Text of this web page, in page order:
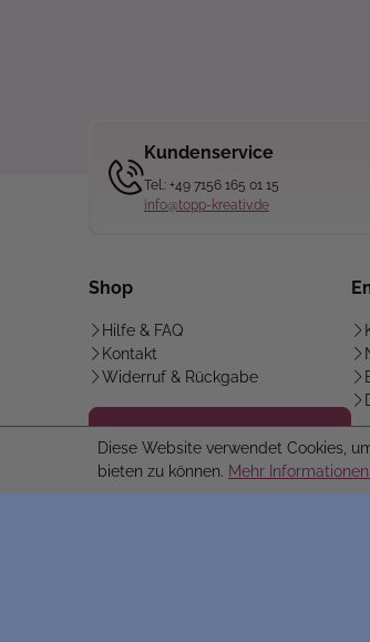
Kundenservice
Tel.: +49 7156 165 01 15
info@topp-kreativ.de
Shop
Hilfe & FAQ
Kontakt
Widerruf & Rückgabe
Vertrag widerrufen
Diese Website verwendet Cookies,
bieten zu können. Mehr Informationen